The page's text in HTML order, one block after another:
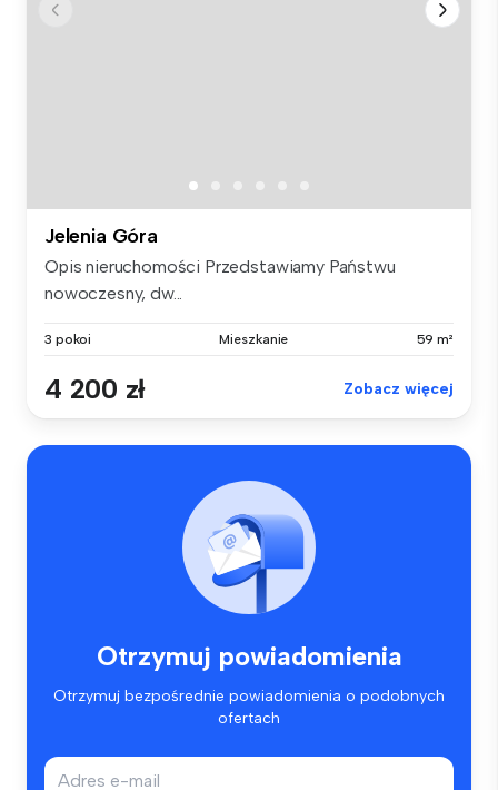
Jelenia Góra
Opis nieruchomości Przedstawiamy Państwu
nowoczesny, dw...
3 pokoi Mieszkanie 59 m²
4 200 zł Zobacz więcej
Otrzymuj powiadomienia
Otrzymuj bezpośrednie powiadomienia o podobnych
ofertach